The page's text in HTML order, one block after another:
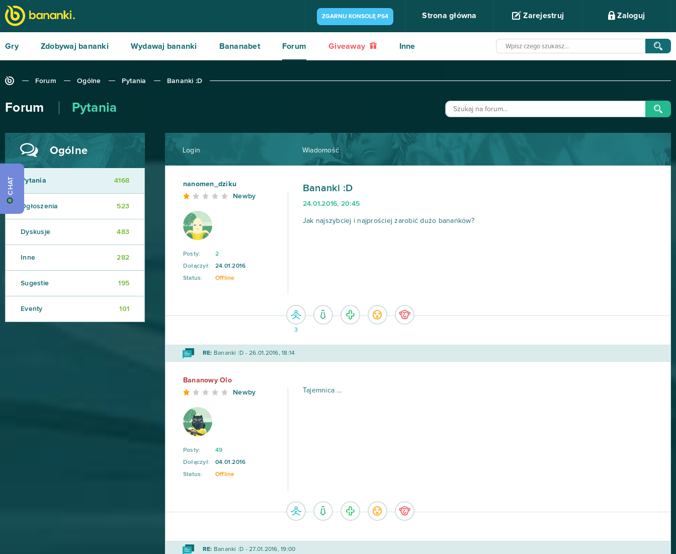
ZGARNIJ KONSOLĘ PS4 Strona główna Zarejestruj Zaloguj
Gry Zdobywaj bananki Wydawaj bananki Bananabet Forum Giveaway Inne
Forum Ogólne Pytania Bananki :D
Forum Pytania
Login Wiadomość
nanomen_dziku
Newby
Posty:
2
Dołączył:
24.01.2016
Status:
Offline
Bananki :D
24.01.2016, 20:45
Jak najszybciej i najprościej zarobić dużo bananków?
3
RE: Bananki :D - 26.01.2016, 18:14
Bananowy Olo
Newby
Posty:
49
Dołączył:
04.01.2016
Status:
Offline
Tajemnica ...
RE: Bananki :D - 27.01.2016, 19:00
Ogólne
Pytania 4168
Ogłoszenia 523
Dyskusje 483
Inne 282
Sugestie 195
Eventy 101
CHAT